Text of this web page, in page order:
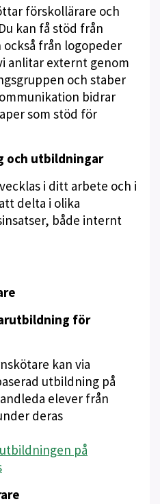
förskollärare och
kan få stöd från
från logopeder
anlitar externt genom
och staber
bidrar
som stöd för
och utbildningar
i ditt arbete och i
delta i olika
både internt
för
kan via
utbildning på
elever från
deras
på